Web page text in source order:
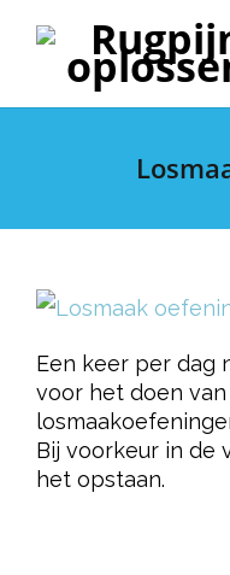
Een keer per dag
voor het doen
Bij voorkeur in de
het opstaan.